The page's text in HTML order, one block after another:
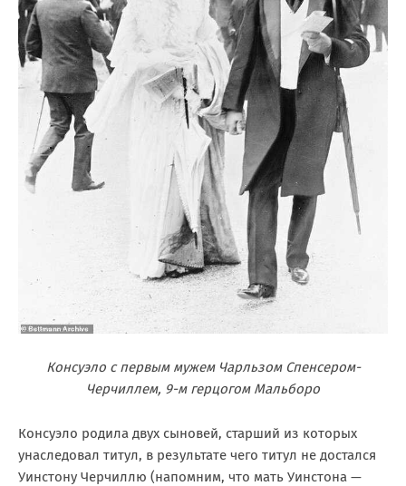
Консуэло с первым мужем Чарльзом Спенсером-
Черчиллем, 9-м герцогом Мальборо
Консуэло родила двух сыновей, старший из которых
унаследовал титул, в результате чего титул не достался
Уинстону Черчиллю (напомним, что мать Уинстона —